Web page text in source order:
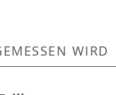
WIRD